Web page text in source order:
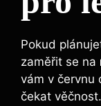
Pokud
zaměřit se na
vám v červnu
čekat